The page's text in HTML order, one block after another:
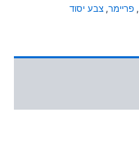
, פריימר, צבע יסוד